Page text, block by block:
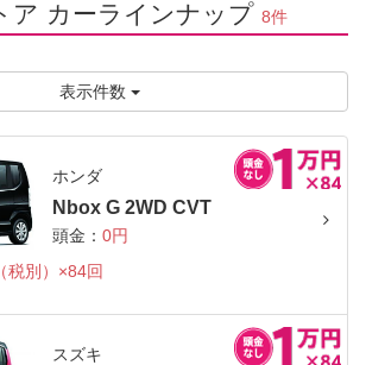
ア カーラインナップ 8件
表示件数
ホンダ
Nbox G 2WD CVT
頭金： 0円
税別）×84回
スズキ